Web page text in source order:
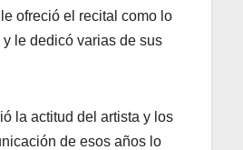
ofreció el recital como lo
le dedicó varias de sus
la actitud del artista y los
de esos años lo